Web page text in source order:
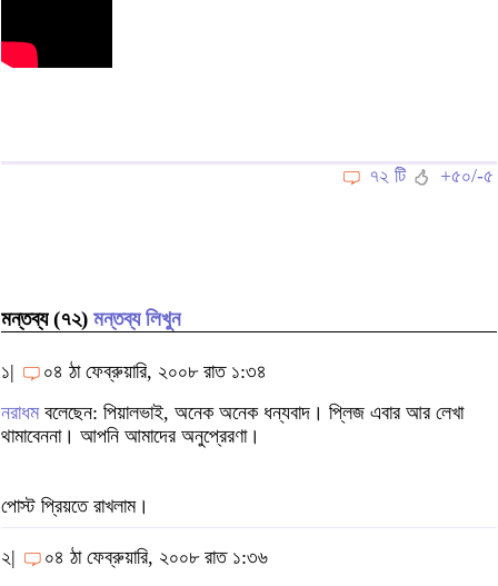
৭২ টি +৫০/-৫
মন্তব্য (৭২) মন্তব্য লিখুন
১|
০৪ ঠা ফেব্রুয়ারি, ২০০৮ রাত ১:৩৪
নরাধমবলেছেন: পিয়ালভাই, অনেক অনেক ধন্যবাদ। প্লিজ এবার আর লেখা
থামাবেননা। আপনি আমাদের অনুপ্রেরণা।
পোস্ট প্রিয়তে রাখলাম।
২|
০৪ ঠা ফেব্রুয়ারি, ২০০৮ রাত ১:৩৬